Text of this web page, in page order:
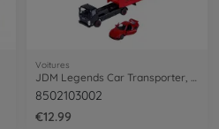
Voitures
8502103002
€12.99